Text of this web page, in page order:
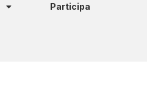
Participa